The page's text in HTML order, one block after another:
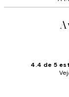
4.4 de 5